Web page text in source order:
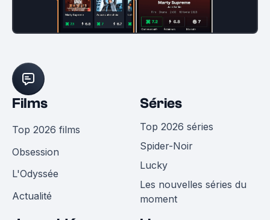
Films
Top 2026 films
Obsession
L'Odyssée
Actualité
Séries
Top 2026 séries
Spider-Noir
Lucky
Les nouvelles séries du
moment